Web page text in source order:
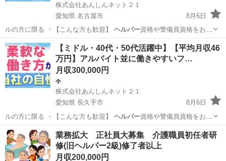
株式会社あんしんネット２１
愛知県 名古屋市
8月6日
ルの方に限る ・【こんな方も歓迎】 ヘルパー資格や警備員資格をお持
ちの方【仕事内…
愛知 名古屋市 ドライバー 未経験
【ミドル・40代・50代活躍中】【平均月収46
万円】アルバイト並に働きやすいフ…
月収300,000円
株式会社あんしんネット２１
愛知県 長久手市
8月6日
ルの方に限る ・【こんな方も歓迎】 ヘルパー資格や警備員資格をお持
ちの方【仕事内…
愛知 長久手市 ドライバー 未経験
業務拡大 正社員大募集 介護職員初任者研
修(旧ヘルパー2級)修了者以上
月収200,000円